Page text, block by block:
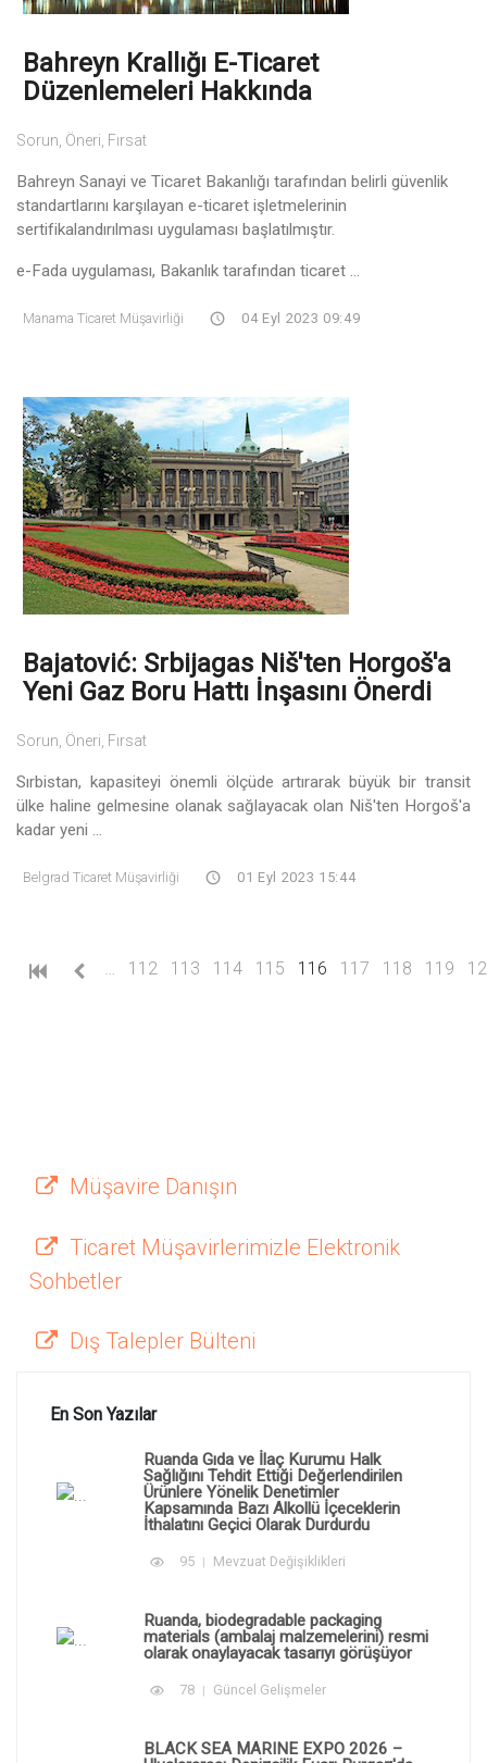
Bahreyn Krallığı E-Ticaret
Düzenlemeleri Hakkında
Sorun, Öneri, Fırsat
Bahreyn Sanayi ve Ticaret Bakanlığı tarafından belirli güvenlik
standartlarını karşılayan e-ticaret işletmelerinin
sertifikalandırılması uygulaması başlatılmıştır.
e-Fada uygulaması, Bakanlık tarafından ticaret ...
Manama Ticaret Müşavirliği 04 Eyl 2023 09:49
Bajatović: Srbijagas Niš'ten Horgoš'a
Yeni Gaz Boru Hattı İnşasını Önerdi
Sorun, Öneri, Fırsat
Sırbistan, kapasiteyi önemli ölçüde artırarak büyük bir transit
ülke haline gelmesine olanak sağlayacak olan Niš'ten Horgoš'a
kadar yeni ...
Belgrad Ticaret Müşavirliği 01 Eyl 2023 15:44
112 113 114 115 116 (current)
117 118 119
Müşavire Danışın
Ticaret Müşavirlerimizle Elektronik
Sohbetler
Dış Talepler Bülteni
En Son Yazılar
Ruanda Gıda ve İlaç Kurumu Halk
Sağlığını Tehdit Ettiği Değerlendirilen
Ürünlere Yönelik Denetimler
Kapsamında Bazı Alkollü İçeceklerin
İthalatını Geçici Olarak Durdurdu
95 Mevzuat Değişiklikleri
Ruanda, biodegradable packaging
materials (ambalaj malzemelerini) resmi
olarak onaylayacak tasarıyı görüşüyor
78 Güncel Gelişmeler
BLACK SEA MARINE EXPO 2026 –